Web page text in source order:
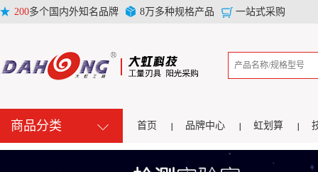
200多个国内外知名品牌 8万多种规格产品 一站式采购
商品分类 首页 品牌中心 虹划算